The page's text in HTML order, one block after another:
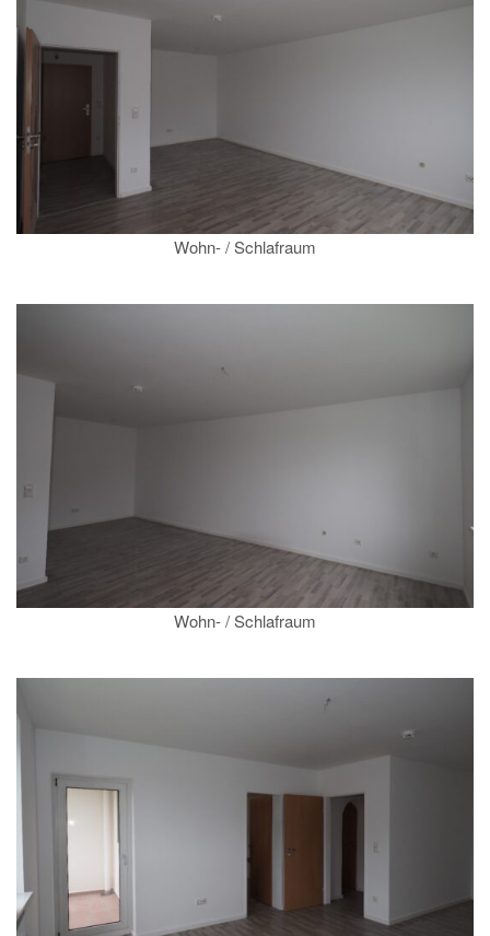
Wohn- / Schlafraum
Wohn- / Schlafraum